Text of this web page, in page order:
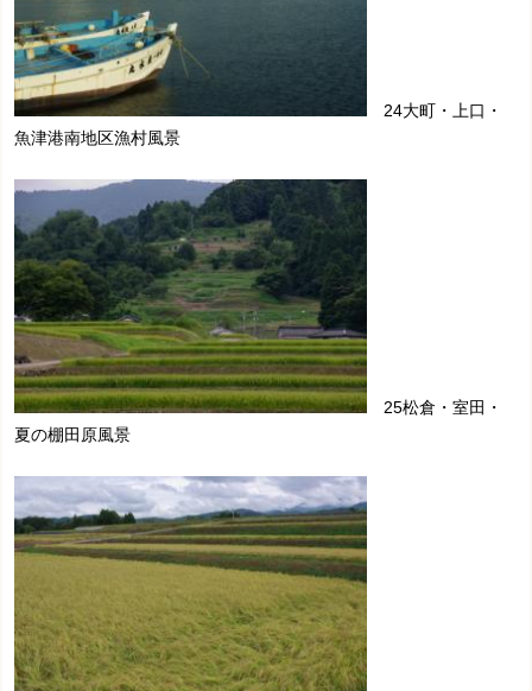
24大町・上口・
魚津港南地区漁村風景
25松倉・室田・
夏の棚田原風景